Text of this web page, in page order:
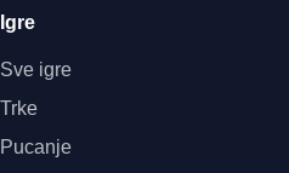
Igre
Sve igre
Trke
Pucanje